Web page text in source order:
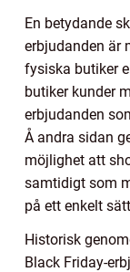
En betydande
erbjudanden är
fysiska butiker
butiker kunder
erbjudanden
Å andra sidan
möjlighet att
samtidigt som
på ett enkelt
Historisk
Black Friday-